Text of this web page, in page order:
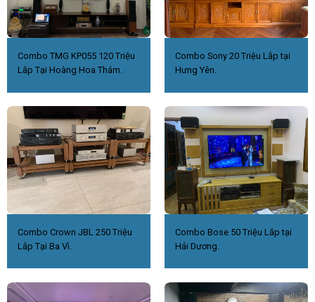
Combo TMG KP055 120 Triệu
Lắp Tại Hoàng Hoa Thám.
Combo Sony 20 Triệu Lắp tại
Hưng Yên.
Combo Crown JBL 250 Triệu
Lắp Tại Ba Vì.
Combo Bose 50 Triệu Lắp tại
Hải Dương.